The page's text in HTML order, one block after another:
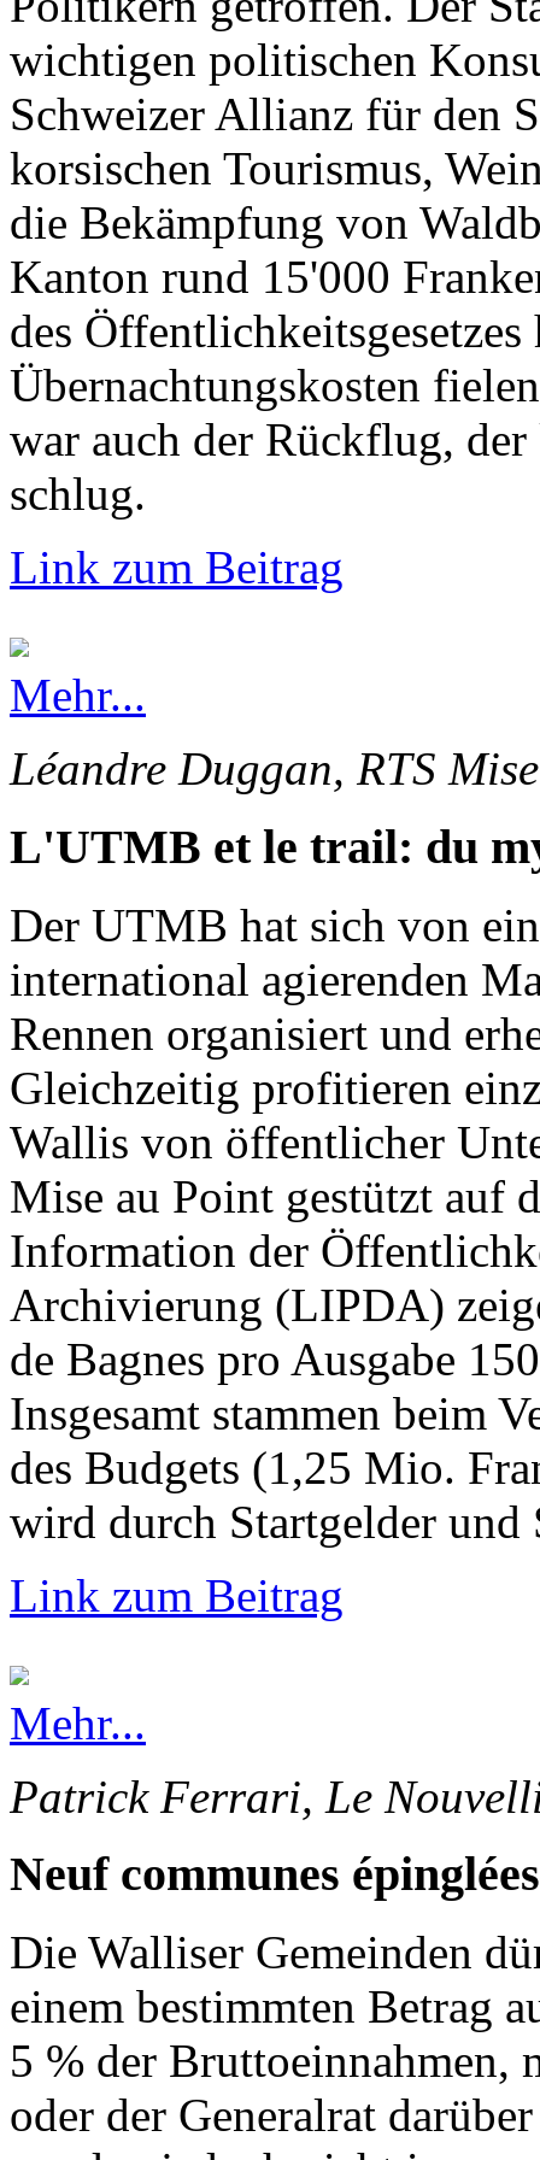
wichtigen politischen
Schweizer Allianz für den
korsischen Tourismus,
die Bekämpfung von
Kanton rund 15'000
des
Übernachtungskosten
war auch der Rückflug,
schlug.
Link zum Beitrag
Mehr...
Léandre Duggan, RTS
L'UTMB et le trail: du
Der UTMB hat sich von
international agierenden
Rennen organisiert und
Gleichzeitig profitieren
Wallis von öffentlicher
Mise au Point gestützt auf
Information der
Archivierung (LIPDA)
de Bagnes pro Ausgabe
Insgesamt stammen beim
des Budgets (1,25 Mio.
wird durch Startgelder und
Link zum Beitrag
Mehr...
Patrick Ferrari, Le
Neuf communes épinglées
Die Walliser Gemeinden
einem bestimmten Betrag
5 % der Bruttoeinnahmen,
oder der Generalrat